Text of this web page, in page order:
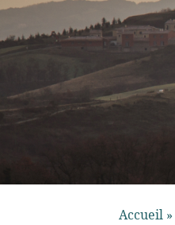
Accueil »